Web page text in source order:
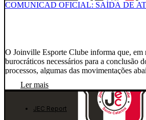
COMUNICAD OFICIAL: SAÍDA DE
O Joinville Esporte Clube informa que, em
burocráticos necessários para a conclusão
processos, algumas das movimentações
sido comunicadas oficialmente. Diante
situação dos seguintes atletas: Dudu teve
rescindido em comum acordo entre as
Ler mais
JEC Report